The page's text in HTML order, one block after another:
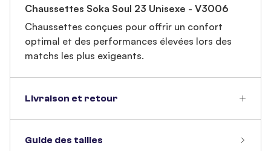
Chaussettes Soka Soul 23 Unisexe - V3006
Chaussettes conçues pour offrir un confort
optimal et des performances élevées lors des
matchs les plus exigeants.
Livraison et retour
Guide des tailles